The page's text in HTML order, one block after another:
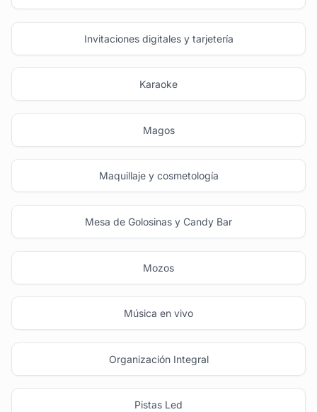
Invitaciones digitales y tarjetería
Karaoke
Magos
Maquillaje y cosmetología
Mesa de Golosinas y Candy Bar
Mozos
Música en vivo
Organización Integral
Pistas Led